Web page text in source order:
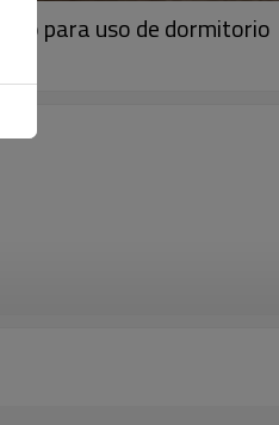
para uso de dormitorio